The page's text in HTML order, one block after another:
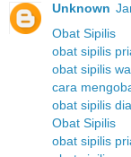
Unknown
Obat Sipilis
obat sipilis
obat sipilis
cara
obat sipilis
Obat Sipilis
obat sipilis